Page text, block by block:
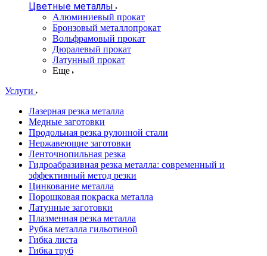
Цветные металлы
Алюминиевый прокат
Бронзовый металлопрокат
Вольфрамовый прокат
Дюралевый прокат
Латунный прокат
Еще
Услуги
Лазерная резка металла
Медные заготовки
Продольная резка рулонной стали
Нержавеющие заготовки
Ленточнопильная резка
Гидроабразивная резка металла: современный и
эффективный метод резки
Цинкование металла
Порошковая покраска металла
Латунные заготовки
Плазменная резка металла
Рубка металла гильотиной
Гибка листа
Гибка труб